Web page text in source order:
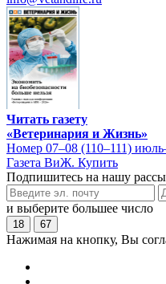
Читать газету
«Ветеринария и Жизнь»
Номер 07–08 (110–111)
Газета ВиЖ. Купить
Подпишитесь на нашу
и выберите большее число
18 67
Нажимая на кнопку, Вы